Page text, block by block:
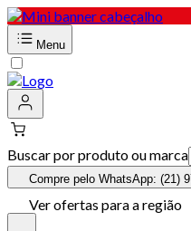
Menu
Buscar por produto ou marca
Compre pelo WhatsApp: (21)
Ver ofertas para a região